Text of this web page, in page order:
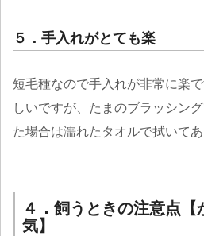
５．手入れがとても楽
短毛種なので手入れが非常に楽
しいですが、たまのブラッシン
た場合は濡れたタオルで拭いてあ
４．飼うときの注意点【
気】